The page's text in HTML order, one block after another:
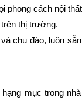
phong cách nội
thị trường.
chu đáo, luôn
mục trong